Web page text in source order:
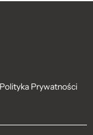
Polityka Prywatności